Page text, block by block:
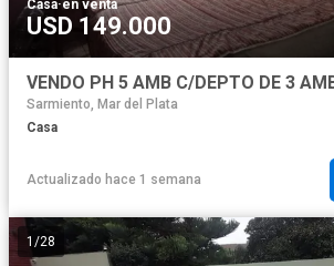
Casa·en venta
USD 149.000
Sarmiento, Mar del Plata
Casa
Actualizado hace 1 semana
1 /28